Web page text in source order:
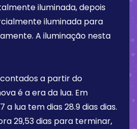
iluminada, depois
iluminada para
A iluminação nesta
a partir do
é a era da lua. Em
a lua tem dias 28.9 dias dias.
29,53 dias para terminar,